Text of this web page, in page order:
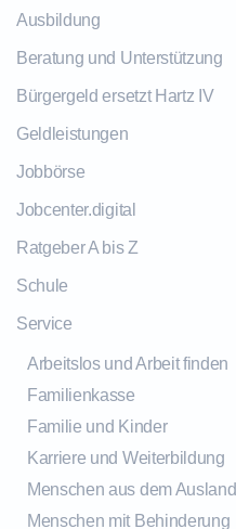
Ausbildung
Beratung und Unterstützung
Bürgergeld ersetzt Hartz IV
Geldleistungen
Jobbörse
Jobcenter.digital
Ratgeber A bis Z
Schule
Service
Arbeitslos und Arbeit finden
Familienkasse
Familie und Kinder
Karriere und Weiterbildung
Menschen aus dem Ausland
Menschen mit Behinderung